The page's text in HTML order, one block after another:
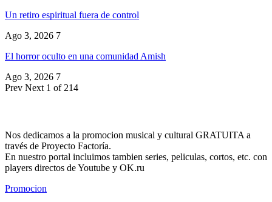
Un retiro espiritual fuera de control
Ago 3, 2026 7
El horror oculto en una comunidad Amish
Ago 3, 2026 7
Prev Next 1 of 214
Nos dedicamos a la promocion musical y cultural GRATUITA a
través de Proyecto Factoría.
En nuestro portal incluimos tambien series, peliculas, cortos, etc. con
players directos de Youtube y OK.ru
Promocion